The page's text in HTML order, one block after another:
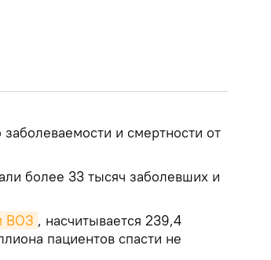
и смертности от
более 33 тысяч заболевших и
ВОЗ , насчитывается 239,4
пациентов спасти не